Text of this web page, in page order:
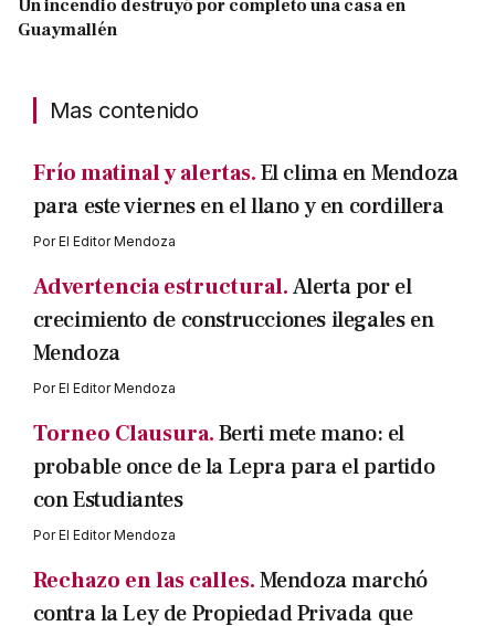
Un incendio destruyó por completo una casa en
Guaymallén
Mas contenido
Frío matinal y alertas.El clima en Mendoza
para este viernes en el llano y en cordillera
PorEl Editor Mendoza
Advertencia estructural.Alerta por el
crecimiento de construcciones ilegales en
Mendoza
PorEl Editor Mendoza
Torneo Clausura.Berti mete mano: el
probable once de la Lepra para el partido
con Estudiantes
PorEl Editor Mendoza
Rechazo en las calles.Mendoza marchó
contra la Ley de Propiedad Privada que